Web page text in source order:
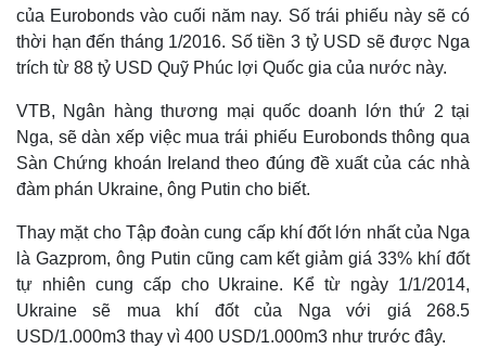
của Eurobonds vào cuối năm nay. Số trái phiếu này sẽ có
thời hạn đến tháng 1/2016. Số tiền 3 tỷ USD sẽ được Nga
trích từ 88 tỷ USD Quỹ Phúc lợi Quốc gia của nước này.
VTB, Ngân hàng thương mại quốc doanh lớn thứ 2 tại
Nga, sẽ dàn xếp việc mua trái phiếu Eurobonds thông qua
Sàn Chứng khoán Ireland theo đúng đề xuất của các nhà
đàm phán Ukraine, ông Putin cho biết.
Thay mặt cho Tập đoàn cung cấp khí đốt lớn nhất của Nga
là Gazprom, ông Putin cũng cam kết giảm giá 33% khí đốt
tự nhiên cung cấp cho Ukraine. Kể từ ngày 1/1/2014,
Ukraine sẽ mua khí đốt của Nga với giá 268.5
USD/1.000m3 thay vì 400 USD/1.000m3 như trước đây.